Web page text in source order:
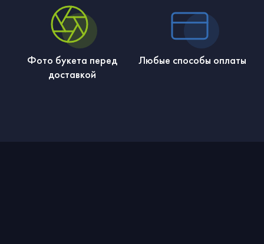
Фото букета перед
доставкой
Любые способы оплаты